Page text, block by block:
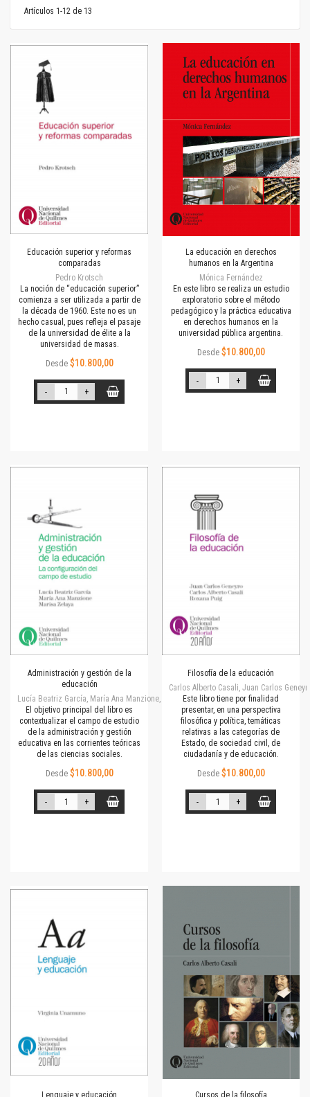
Artículos 1-12 de 13
Educación superior y reformas
comparadas
Pedro Krotsch
La noción de “educación superior”
comienza a ser utilizada a partir de
la década de 1960. Este no es un
hecho casual, pues refleja el pasaje
de la universidad de élite a la
universidad de masas.
Desde $10.800,00
- +
La educación en derechos
humanos en la Argentina
Mónica Fernández
En este libro se realiza un estudio
exploratorio sobre el método
pedagógico y la práctica educativa
en derechos humanos en la
universidad pública argentina.
Desde $10.800,00
- +
Administración y gestión de la
educación
Lucía Beatriz García, María Ana Manzione, Marisa Zelaya
El objetivo principal del libro es
contextualizar el campo de estudio
de la administración y gestión
educativa en las corrientes teóricas
de las ciencias sociales.
Desde $10.800,00
- +
Filosofía de la educación
Carlos Alberto Casali, Juan Carlos
Este libro tiene por finalidad
presentar, en una perspectiva
filosófica y política, temáticas
relativas a las categorías de
Estado, de sociedad civil, de
ciudadanía y de educación.
Desde $10.800,00
- +
Lenguaje y educación Cursos de la filosofía